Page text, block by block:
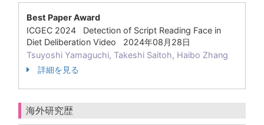
Best Paper Award
ICGEC 2024 Detection of Script Reading Face in
Diet Deliberation Video 2024年08月28日
Tsuyoshi Yamaguchi, Takeshi Saitoh, Haibo Zhang
詳細を見る
海外研究歴